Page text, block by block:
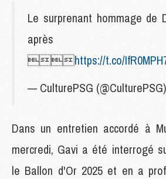
Le surprenant hommage de
après
https://t.co/
— CulturePSG (@CulturePSG)
Dans un entretien accordé à
mercredi, Gavi a été interrogé
le Ballon d'Or 2025 et en a